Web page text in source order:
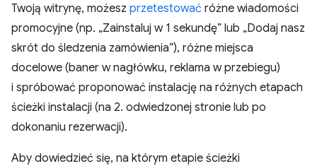
Twoją witrynę, możesz przetestować różne wiadomości
promocyjne (np. „Zainstaluj w 1 sekundę” lub „Dodaj nasz
skrót do śledzenia zamówienia”), różne miejsca
docelowe (baner w nagłówku, reklama w przebiegu)
i spróbować proponować instalację na różnych etapach
ścieżki instalacji (na 2. odwiedzonej stronie lub po
dokonaniu rezerwacji).
Aby dowiedzieć się, na którym etapie ścieżki